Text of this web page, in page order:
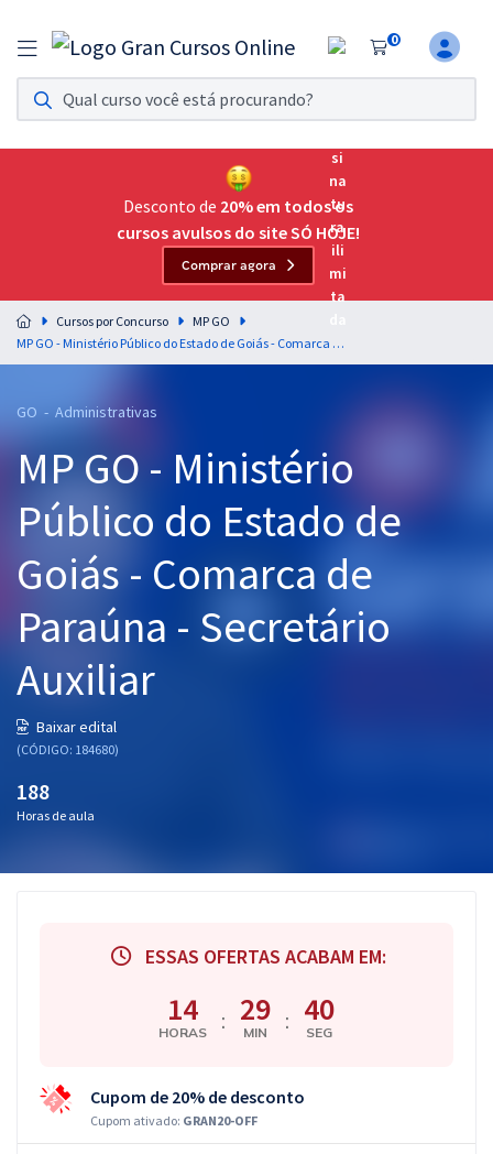
0
Assinatura Ilimitada 11
Acesso a todos os cursos. Teste grátis por 7 dias!
Assinatura OAB Até Passar
Acesso ilimitado a toda preparação para o Exame da
Residências Multiprofissionais
Preparação completa e intensiva para as principais
residências em saúde do Brasil
Cursos 20% OFF
Pós
Graduação
OAB
Mentorias
Questões grátis
Blog
Desconto de 20% em todos os
cursos avulsos do site SÓ HOJE!
Comprar agora
Cursos por Concurso
MP GO
MP GO - Ministério Público do Estado de Goiás - Comarca de Paraúna - Secretário Auxiliar
GO - Administrativas
MP GO - Ministério
Público do Estado de
Goiás - Comarca de
Paraúna - Secretário
Auxiliar
Baixar edital
(CÓDIGO: 184680)
188
Horas de aula
ESSAS OFERTAS ACABAM EM:
14
HORAS : 29
MIN : 39
SEG
Cupom de 20% de desconto
Cupom ativado: GRAN20-OFF